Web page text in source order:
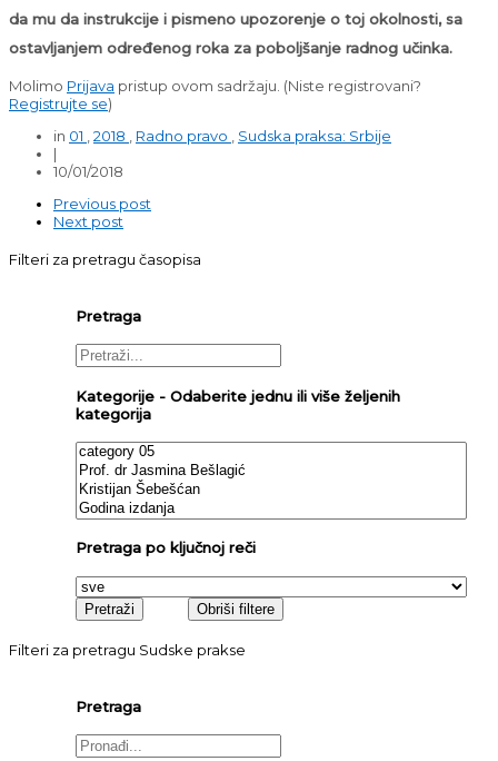
da mu da instrukcije i pismeno upozorenje o toj okolnosti, sa
ostavljanjem određenog roka za poboljšanje radnog učinka.
Molimo Prijava pristup ovom sadržaju. (Niste registrovani?
Registrujte se)
in 01 2018 Radno pravo
Sudska praksa: Srbije
|
10/01/2018
Previous post
Next post
Filteri za pretragu časopisa
Pretraga
Kategorije - Odaberite jednu ili više željenih
kategorija
Pretraga po ključnoj reči
Filteri za pretragu Sudske prakse
Pretraga